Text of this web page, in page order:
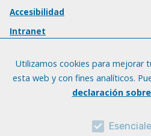
Accesibilidad
Intranet
Utilizamos cookies para mejorar
esta web y con fines analíticos.
declaración